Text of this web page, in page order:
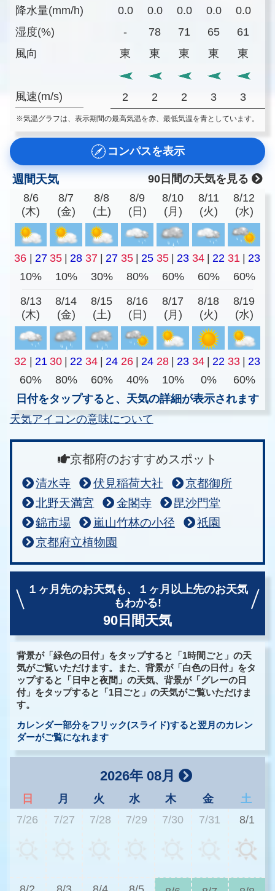
降水量(mm/h)
湿度(%)
風向
風速(m/s)
0.0 0.0 0.0 0.0 0.0
-
78 71 65 61
東
東 東 東 東
2 2 2 3 3
※気温グラフは、表示期間の最高気温を赤、最低気温を青としています。
コンパスを表示
週間天気
90日間の天気を見る
8/6
(木)
8/7
(金)
8/8
(土)
8/9
(日)
8/10
(月)
8/11
(火)
8/12
(水)
36 27 35 28 37 27 35 25 35 23 34 22 31
23
10%
10% 30% 80% 60% 60% 60%
8/13
(木)
8/14
(金)
8/15
(土)
8/16
(日)
8/17
(月)
8/18
(火)
8/19
(水)
32 21 30 22 34 24 26 24 28 23 34 22 33
23
60%
80% 60% 40% 10% 0%
60%
日付をタップすると、天気の詳細が表示されます
天気アイコンの意味について
京都府のおすすめスポット
清水寺 伏見稲荷大社
京都御所
北野天満宮
金閣寺
毘沙門堂
錦市場
嵐山竹林の小径
祇園
京都府立植物園
１ヶ月先のお天気も、
１ヶ月以上先のお天気
もわかる!
90日間天気
背景が「緑色の日付」をタップすると「1時間ごと」の天
気がご覧いただけます。また、背景が「白色の日付」をタ
ップすると「日中と夜間」の天気、背景が「グレーの日
付」をタップすると「1日ごと」の天気がご覧いただけま
す。
カレンダー部分をフリック(スライド)すると翌月のカレン
ダーがご覧になれます
2026年 08月
日 月 火 水 木 金
土
7/26
7/27 7/28 7/29 7/30 7/31 8/1